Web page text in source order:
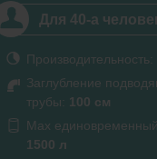
Для 40-a
Производительность:
Заглубление
трубы: 100 см
Max единовременный
1500 л